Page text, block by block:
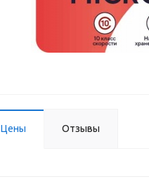
Цены Отзывы